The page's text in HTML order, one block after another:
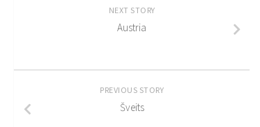
NEXT STORY
Austria
PREVIOUS STORY
Šveits